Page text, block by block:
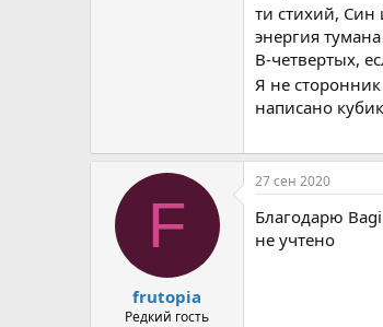
ти стихий,
энергия
В-четвертых,
Я не
написано
F
frutopia
Редкий гость
27 сен 2020
Благодарю
не учтено